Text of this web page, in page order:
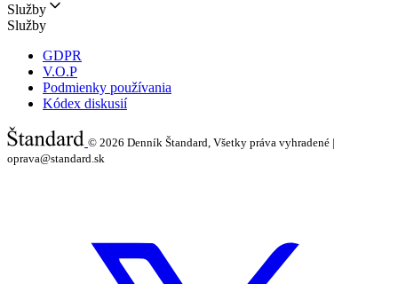
Služby
Služby
GDPR
V.O.P
Podmienky používania
Kódex diskusií
© 2026 Denník Štandard, Všetky práva vyhradené |
oprava@standard.sk